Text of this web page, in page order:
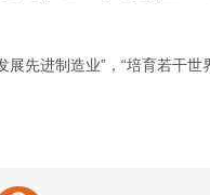
先进制造业”，“培育若干